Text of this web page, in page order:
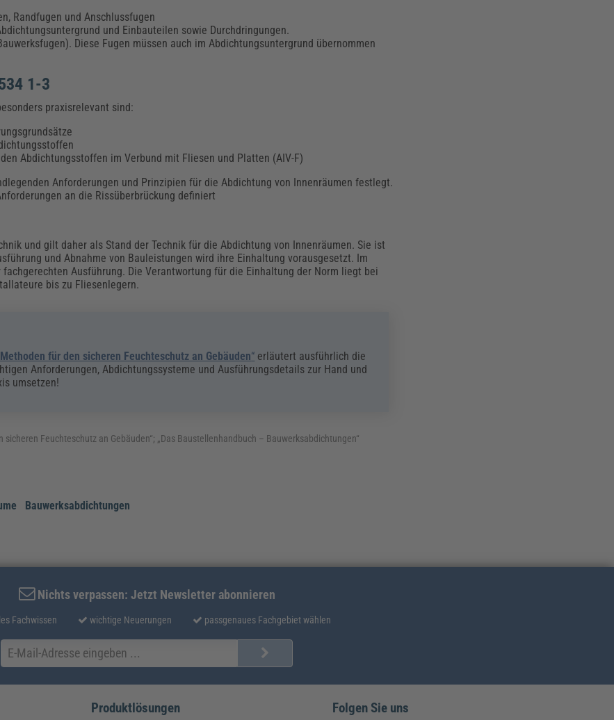
Randfugen und Anschlussfugen
und Einbauteilen sowie Durchdringungen.
Diese Fugen müssen auch im Abdichtungsuntergrund übernommen
1-3
praxisrelevant sind:
Abdichtungsstoffen im Verbund mit Fliesen und Platten (AIV-F)
Anforderungen und Prinzipien für die Abdichtung von Innenräumen festlegt.
an die Rissüberbrückung definiert
und gilt daher als Stand der Technik für die Abdichtung von Innenräumen. Sie ist
und Abnahme von Bauleistungen wird ihre Einhaltung vorausgesetzt. Im
Ausführung. Die Verantwortung für die Einhaltung der Norm liegt bei
bis zu Fliesenlegern.
für den sicheren Feuchteschutz an Gebäuden“ erläutert ausführlich die
Anforderungen, Abdichtungssysteme und Ausführungsdetails zur Hand und
umsetzen!
Feuchteschutz an Gebäuden“; „Das Baustellenhandbuch – Bauwerksabdichtungen“
Bauwerksabdichtungen
Nichts verpassen: Jetzt Newsletter abonnieren
Fachwissen wichtige Neuerungen passgenaues Fachgebiet wählen
Produktlösungen Folgen Sie uns